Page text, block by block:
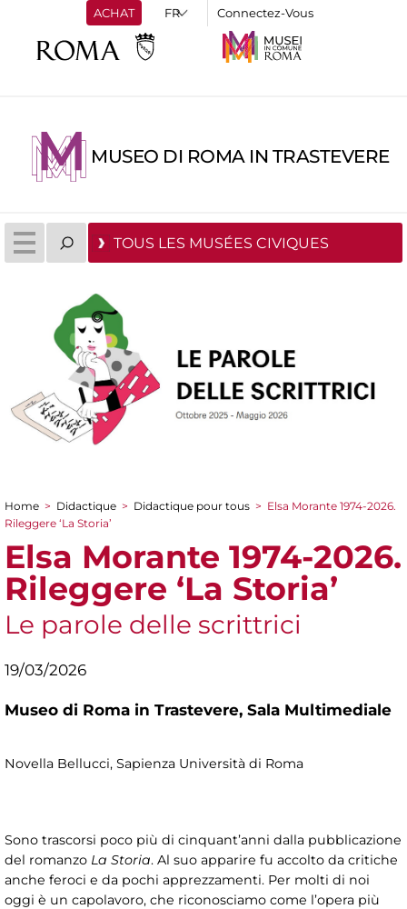
ACHAT Connectez-Vous
MUSEO DI ROMA IN TRASTEVERE
TOUS LES MUSÉES CIVIQUES
You are here
Home > Didactique > Didactique pour tous > Elsa Morante 1974-2026.
Rileggere ‘La Storia’
Elsa Morante 1974-2026.
Rileggere ‘La Storia’
Le parole delle scrittrici
19/03/2026
Museo di Roma in Trastevere, Sala Multimediale
Novella Bellucci, Sapienza Università di Roma
Sono trascorsi poco più di cinquant’anni dalla pubblicazione
del romanzo La Storia. Al suo apparire fu accolto da critiche
anche feroci e da pochi apprezzamenti. Per molti di noi
oggi è un capolavoro, che riconosciamo come l’opera più